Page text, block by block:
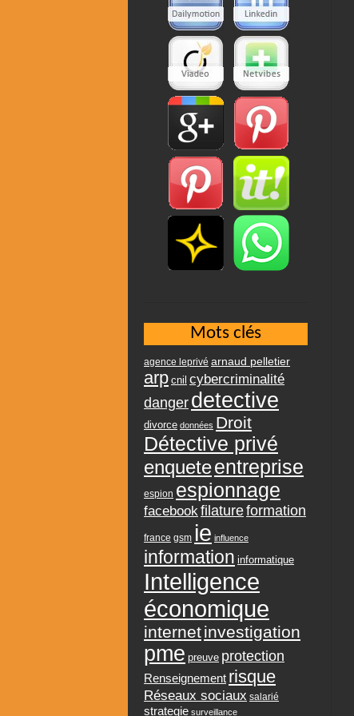
Mots clés
agence leprivé arnaud pelletier
arp cnil cybercriminalité
danger detective
divorce données Droit
Détective privé
enqueteentreprise
espion espionnage
facebookfilatureformation
france gsm ie influence
information informatique
Intelligence
économique
internetinvestigation
pme preuve protection
Renseignement risque
Réseaux sociaux salarié
strategie surveillance